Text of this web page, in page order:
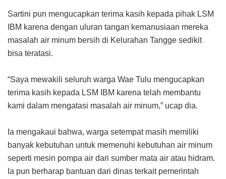
Sartini pun mengucapkan terima kasih kepada pihak LSM
IBM karena dengan uluran tangan kemanusiaan mereka
masalah air minum bersih di Kelurahan Tangge sedikit
bisa teratasi.
“Saya mewakili seluruh warga Wae Tulu mengucapkan
terima kasih kepada LSM IBM karena telah membantu
kami dalam mengatasi masalah air minum,” ucap dia.
Ia mengakaui bahwa, warga setempat masih memiliki
banyak kebutuhan untuk memenuhi kebutuhan air minum
seperti mesin pompa air dari sumber mata air atau hidram.
Ia pun berharap bantuan dari dinas terkait pemerintah